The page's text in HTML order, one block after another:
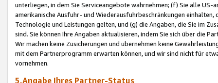
unterliegen, in dem Sie Serviceangebote wahrnehmen; (f) Sie alle
amerikanische Ausfuhr- und Wiederausfuhrbeschränkungen
Technologie und Leistungen gelten, und (g) die Angaben, die Sie im
sind. Sie können Ihre Angaben aktualisieren, indem Sie sich über die
Wir machen keine Zusicherungen und übernehmen keine
mit dem Partnerprogramm erwarten können, und wir sind nicht für
vornehmen.
5.Angabe Ihres Partner-Status